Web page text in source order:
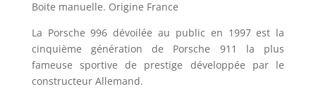
Boite manuelle. Origine France
La Porsche 996 dévoilée au public en 1997 est la
cinquième génération de Porsche 911 la plus
fameuse sportive de prestige développée par le
constructeur Allemand.